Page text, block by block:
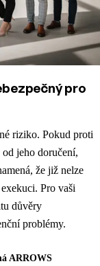
pro
riziko. Pokud proti
jeho doručení,
že již nelze
Pro vaši
důvěry
problémy.
ARROWS